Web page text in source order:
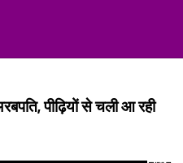
पीढ़ियों से चली आ रही